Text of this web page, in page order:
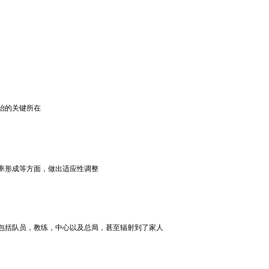
的关键所在
形成等方面，做出适应性调整
队员，教练，中心以及总局，甚至辐射到了家人